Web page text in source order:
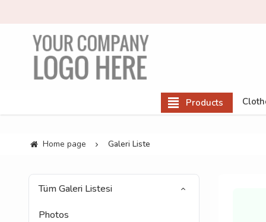
Products
Home page Galeri Liste
Tüm Galeri Listesi
Photos